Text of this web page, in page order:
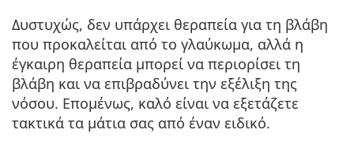
Δυστυχώς, δεν υπάρχει θεραπεία για τη βλάβη
που προκαλείται από το γλαύκωμα, αλλά η
έγκαιρη θεραπεία μπορεί να περιορίσει τη
βλάβη και να επιβραδύνει την εξέλιξη της
νόσου. Επομένως, καλό είναι να εξετάζετε
τακτικά τα μάτια σας από έναν ειδικό.